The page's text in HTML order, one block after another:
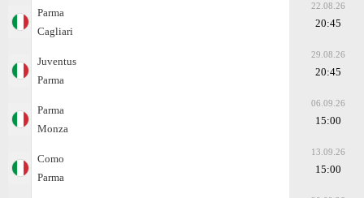
Parma
Cagliari
22.08.26
20:45
Juventus
Parma
29.08.26
20:45
Parma
Monza
06.09.26
15:00
Como
Parma
13.09.26
15:00